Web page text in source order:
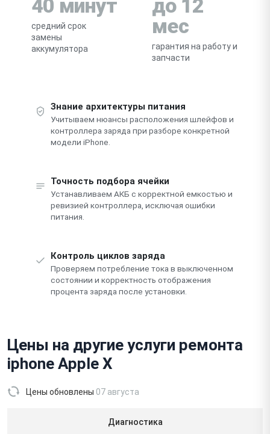
40 минут
средний срок
замены
аккумулятора
до 12
мес
гарантия на работу и
запчасти
Знание архитектуры питания
Учитываем нюансы расположения шлейфов и
контроллера заряда при разборе конкретной
модели iPhone.
Точность подбора ячейки
Устанавливаем АКБ с корректной емкостью и
ревизией контроллера, исключая ошибки
питания.
Контроль циклов заряда
Проверяем потребление тока в выключенном
состоянии и корректность отображения
процента заряда после установки.
Цены на другие услуги ремонта
iphone Apple X
Цены обновлены 07 августа
Диагностика